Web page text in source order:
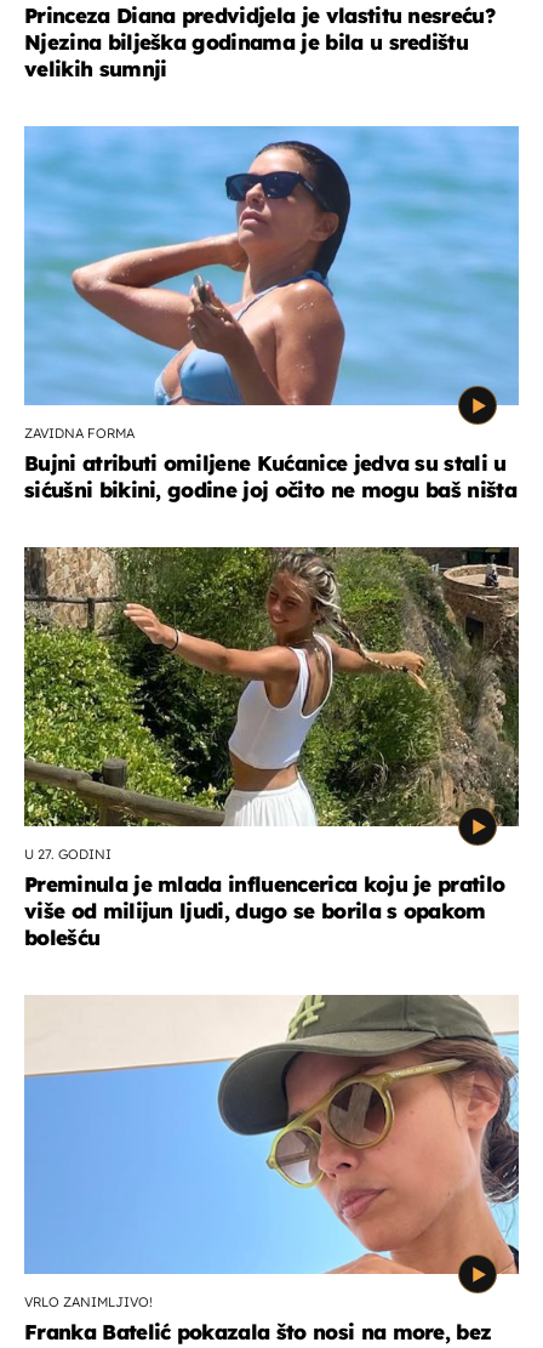
Princeza Diana predvidjela je vlastitu nesreću?
Njezina bilješka godinama je bila u središtu
velikih sumnji
ZAVIDNA FORMA
Bujni atributi omiljene Kućanice jedva su stali u
sićušni bikini, godine joj očito ne mogu baš ništa
U 27. GODINI
Preminula je mlada influencerica koju je pratilo
više od milijun ljudi, dugo se borila s opakom
bolešću
VRLO ZANIMLJIVO!
Franka Batelić pokazala što nosi na more, bez